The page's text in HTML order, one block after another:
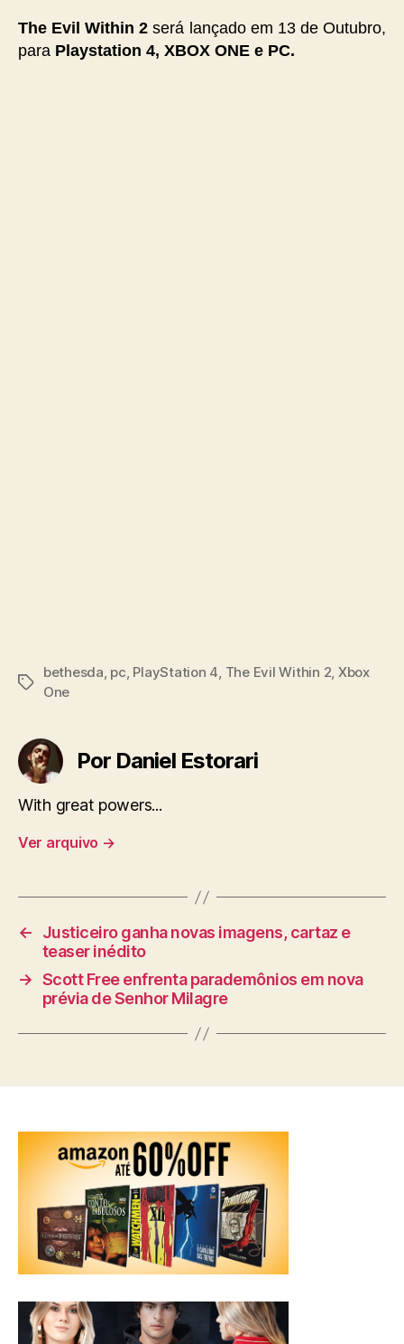
The Evil Within 2será lançado em 13 de Outubro,
para Playstation 4, XBOX ONE e PC.
Tags
bethesda, pc, PlayStation 4, The Evil Within 2, Xbox
One
Por Daniel Estorari
With great powers...
Ver arquivo →
←
Justiceiro ganha novas imagens, cartaz e
teaser inédito
→ Scott Free enfrenta parademônios em nova
prévia de Senhor Milagre